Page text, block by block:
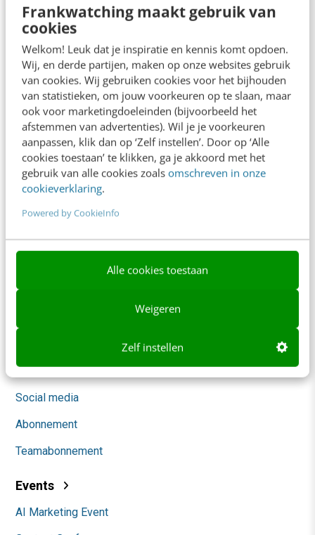
Frankwatching maakt gebruik van
cookies
Welkom! Leuk dat je inspiratie en kennis komt opdoen.
Wij, en derde partijen, maken op onze websites gebruik
van cookies. Wij gebruiken cookies voor het bijhouden
van statistieken, om jouw voorkeuren op te slaan, maar
ook voor marketingdoeleinden (bijvoorbeeld het
afstemmen van advertenties). Wil je je voorkeuren
aanpassen, klik dan op ‘Zelf instellen’. Door op ‘Alle
cookies toestaan’ te klikken, ga je akkoord met het
gebruik van alle cookies zoals omschreven in onze
cookieverklaring.
Powered by CookieInfo
Alle cookies toestaan
Weigeren
Zelf instellen
Community
Academy
Agenda
Mastercourses
Trainingen
Opleidingen
Incompany
AI
Skills
Social media
Abonnement
Teamabonnement
Events
AI Marketing Event